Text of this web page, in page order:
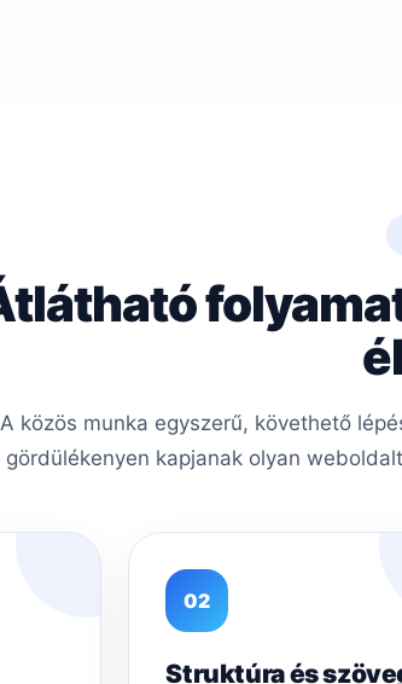
A közös munka egyszerű, követhető
gördülékenyen kapjanak olyan
02
Struktúra és